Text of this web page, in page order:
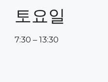
토요일
7:30 – 13:30